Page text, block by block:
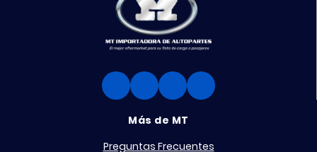
Más de MT
Preguntas Frecuentes